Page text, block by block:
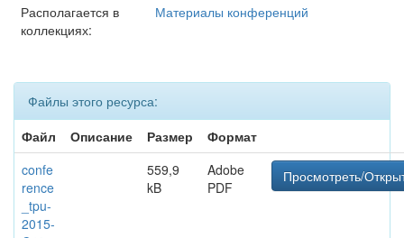
Располагается в
коллекциях:
Материалы конференций
Файлы этого ресурса:
Файл
Описание Размер
Формат
confe
rence
_tpu-
2015-
559,9
kB
Adobe
PDF
Просмотреть/